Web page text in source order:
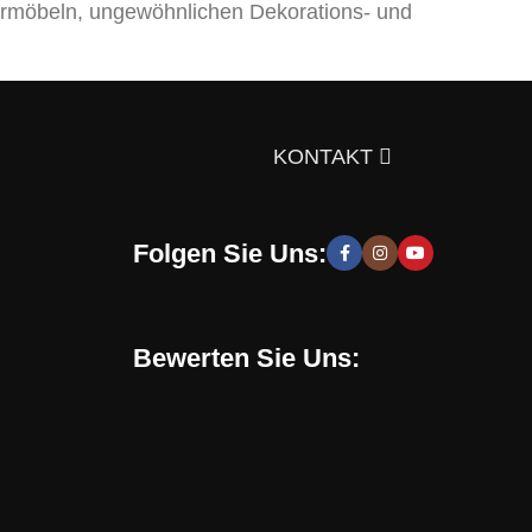
ungewöhnlichen Dekorations- und
und stilvolle Lösungen, die Sie zur Schaffung
zu entwickeln. Sie erhalten speziell für Sie
Shop verwenden. Mit uns können Sie eine
KONTAKT
Folgen Sie Uns:
Bewerten Sie Uns: